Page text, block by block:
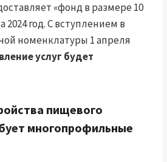
«фонд в размере 10
год. С вступлением в
номенклатуры 1 апреля
услуг будет
пищевого
многопрофильные